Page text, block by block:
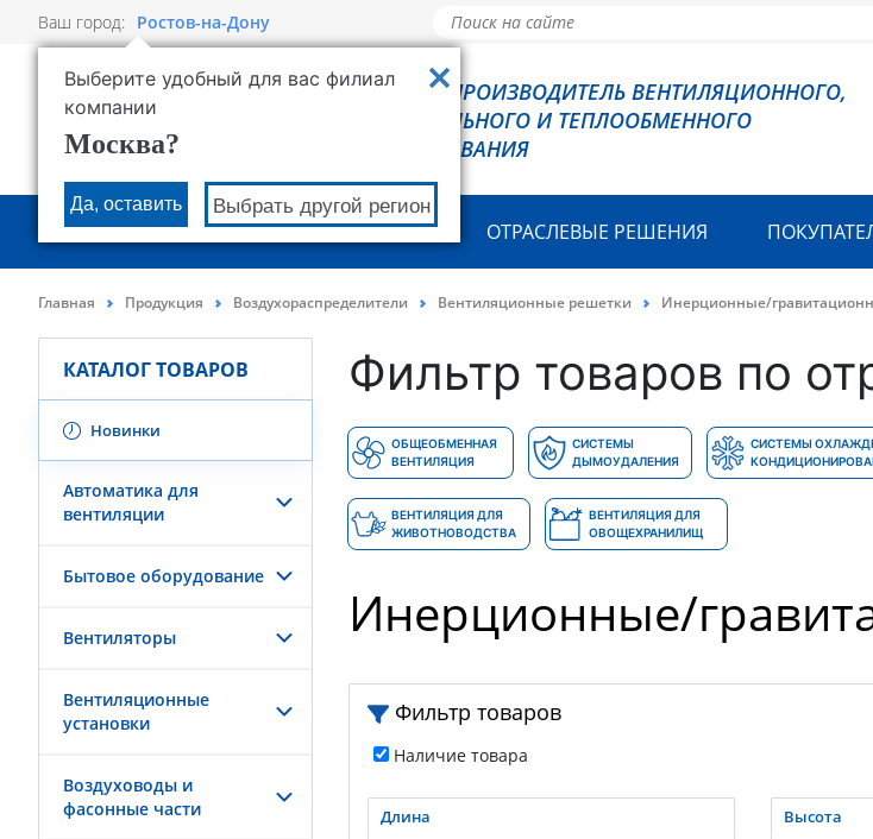
Ваш город: Ростов-на-Дону
Выберите удобный для вас филиал
компании
Москва?
Да, оставить Выбрать другой регион
РОВЕН - ПРОИЗВОДИТЕЛЬ ВЕНТИЛЯЦИОННОГО,
ХОЛОДИЛЬНОГО И ТЕПЛООБМЕННОГО
ОБОРУДОВАНИЯ
О КОМПАНИИ ПРОДУКЦИЯ ОТРАСЛЕВЫЕ РЕШЕНИЯ
Главная Продукция Воздухораспределители Вентиляционные решетки Инерционные/
КАТАЛОГ ТОВАРОВ
Новинки
Автоматика для
вентиляции
Бытовое оборудование
Вентиляторы
Вентиляционные
установки
Воздуховоды и
фасонные части
Фильтр товаров по
ОБЩЕОБМЕННАЯ
ВЕНТИЛЯЦИЯ
СИСТЕМЫ
ДЫМОУДАЛЕНИЯ
СИСТЕМЫ
ВЕНТИЛЯЦИЯ ДЛЯ
ЖИВОТНОВОДСТВА
ВЕНТИЛЯЦИЯ ДЛЯ
ОВОЩЕХРАНИЛИЩ
Инерционные/
Фильтр товаров
Наличие товара
Длина Высота